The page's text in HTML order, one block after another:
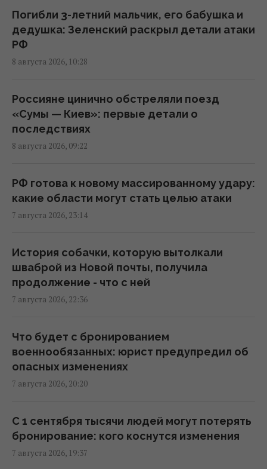
против РФ
23:53 пятница, 07 августа 2026
В результате атаки РФ был уничтожен
индивидуальной защиты
21:32 пятница, 07 августа 2026
Суд продлил содержание под стражей
проблемах со здоровьем
20:39 пятница, 07 августа 2026
субмарины, расположенные в тысячах
километров от Украины
20:35 пятница, 07 августа 2026
подготовлен к зиме, но фактор обстрелов
и возможностей ПВО никто не отменял, -
Пантелеев
20:01 пятница, 07 августа 2026
Зеленский прибыл в Сербию: подробности
первого официального визита
19:52 пятница, 07 августа 2026
Погибли 3-летний мальчик, его бабушка и
дедушка: Зеленский раскрыл детали атаки
РФ
8 августа 2026, 10:28
Россияне цинично обстреляли поезд
«Сумы — Киев»: первые детали о
последствиях
8 августа 2026, 09:22
РФ готова к новому массированному удару:
какие области могут стать целью атаки
7 августа 2026, 23:14
История собачки, которую вытолкали
шваброй из Новой почты, получила
продолжение - что с ней
7 августа 2026, 22:36
Что будет с бронированием
военнообязанных: юрист предупредил об
опасных изменениях
7 августа 2026, 20:20
С 1 сентября тысячи людей могут потерять
бронирование: кого коснутся изменения
7 августа 2026, 19:37